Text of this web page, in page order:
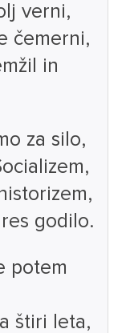
verni,
čemerni,
in
za silo,
godilo.
potem
štiri leta,